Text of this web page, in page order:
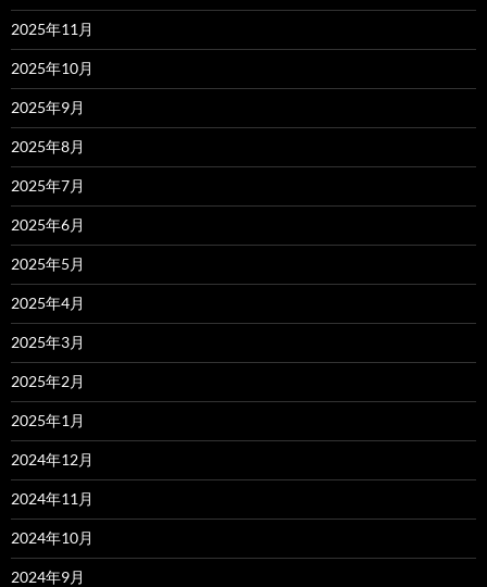
2025年11月
2025年10月
2025年9月
2025年8月
2025年7月
2025年6月
2025年5月
2025年4月
2025年3月
2025年2月
2025年1月
2024年12月
2024年11月
2024年10月
2024年9月